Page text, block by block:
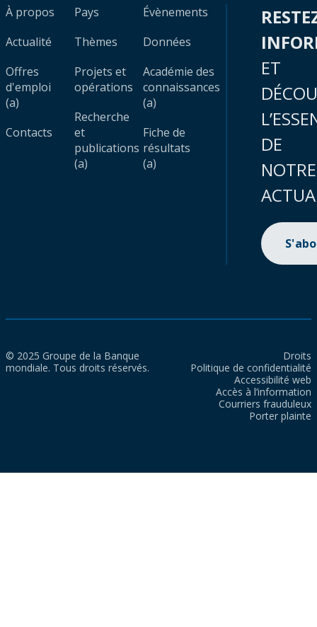
À propos
Actualité
Offres
d'emploi
(a)
Contacts
Pays
Thèmes
Projets et
opérations
Recherche
et
publications
(a)
Évènements
Données
Académie des
connaissances
(a)
Fiche de
résultats
(a)
ET
DE
NOTRE
© 2025 Groupe de la Banque
mondiale. Tous droits réservés.
Droits
Politique de confidentialité
Accessibilité web
Accès à l’information
Courriers frauduleux
Porter plainte